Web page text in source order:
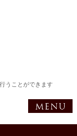
うことができます